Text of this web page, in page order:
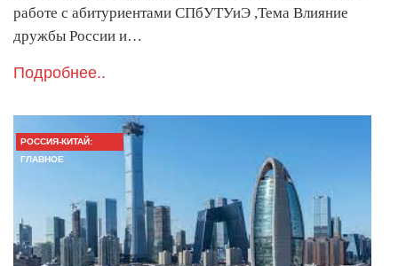
работе с абитуриентами СПбУТУиЭ ,Тема Влияние
дружбы России и…
Подробнее..
РОССИЯ-КИТАЙ:
ГЛАВНОЕ